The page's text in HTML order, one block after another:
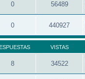
0 56489
0 440927
VISTAS
8 34522